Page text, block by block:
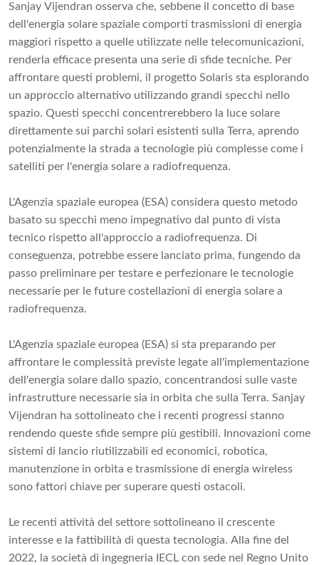
Sanjay Vijendran osserva che, sebbene il concetto di base
dell'energia solare spaziale comporti trasmissioni di energia
maggiori rispetto a quelle utilizzate nelle telecomunicazioni,
renderla efficace presenta una serie di sfide tecniche. Per
affrontare questi problemi, il progetto Solaris sta esplorando
un approccio alternativo utilizzando grandi specchi nello
spazio. Questi specchi concentrerebbero la luce solare
direttamente sui parchi solari esistenti sulla Terra, aprendo
potenzialmente la strada a tecnologie più complesse come i
satelliti per l'energia solare a radiofrequenza.
L'Agenzia spaziale europea (ESA) considera questo metodo
basato su specchi meno impegnativo dal punto di vista
tecnico rispetto all'approccio a radiofrequenza. Di
conseguenza, potrebbe essere lanciato prima, fungendo da
passo preliminare per testare e perfezionare le tecnologie
necessarie per le future costellazioni di energia solare a
radiofrequenza.
L'Agenzia spaziale europea (ESA) si sta preparando per
affrontare le complessità previste legate all'implementazione
dell'energia solare dallo spazio, concentrandosi sulle vaste
infrastrutture necessarie sia in orbita che sulla Terra. Sanjay
Vijendran ha sottolineato che i recenti progressi stanno
rendendo queste sfide sempre più gestibili. Innovazioni come
sistemi di lancio riutilizzabili ed economici, robotica,
manutenzione in orbita e trasmissione di energia wireless
sono fattori chiave per superare questi ostacoli.
Le recenti attività del settore sottolineano il crescente
interesse e la fattibilità di questa tecnologia. Alla fine del
2022, la società di ingegneria IECL con sede nel Regno Unito